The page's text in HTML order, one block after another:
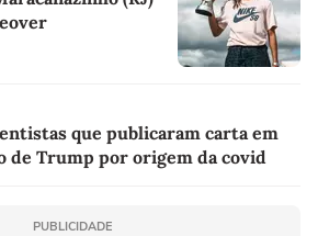
que publicaram carta em
de Trump por origem da covid
PUBLICIDADE